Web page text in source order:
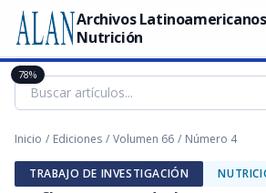
Archivos
Nutrición
Inicio / Ediciones / Volumen 66 / Número 4
TRABAJO DE INVESTIGACIÓN
78%